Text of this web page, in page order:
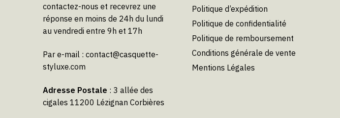
contactez-nous et recevrez une
réponse en moins de 24h du lundi
au vendredi entre 9h et 17h
Par e-mail : contact@casquette-
styluxe.com
Adresse Postale : 3 allée des
cigales 11200 Lézignan Corbières
Politique d’expédition
Politique de confidentialité
Politique de remboursement
Conditions générale de vente
Mentions Légales